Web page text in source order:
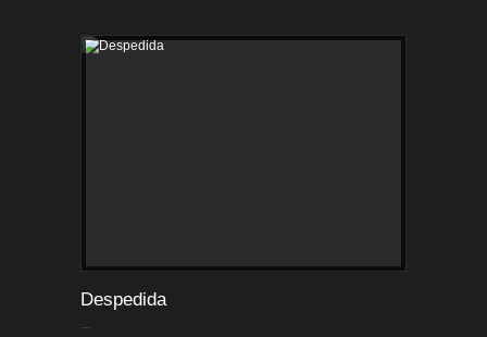
Despedida
...